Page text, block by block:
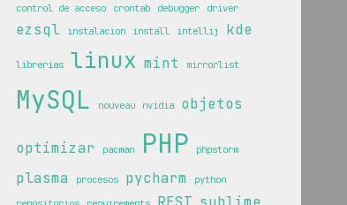
control de acceso crontab debugger driver
ezsql instalacion install intellij kde
librerias linux mint mirrorlist
MySQL nouveau nvidia objetos
optimizar pacman PHP phpstorm
plasma procesos pycharm
python